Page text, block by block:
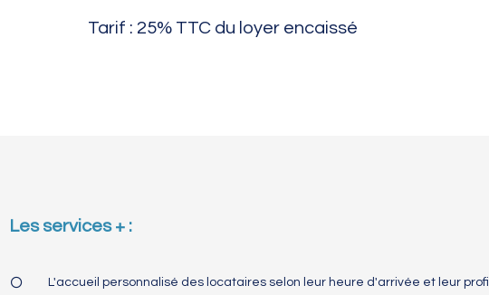
Tarif : 25% TTC du loyer encaissé
Les services + :
L'accueil personnalisé des locataires selon leur heure d'arrivée et leur profil